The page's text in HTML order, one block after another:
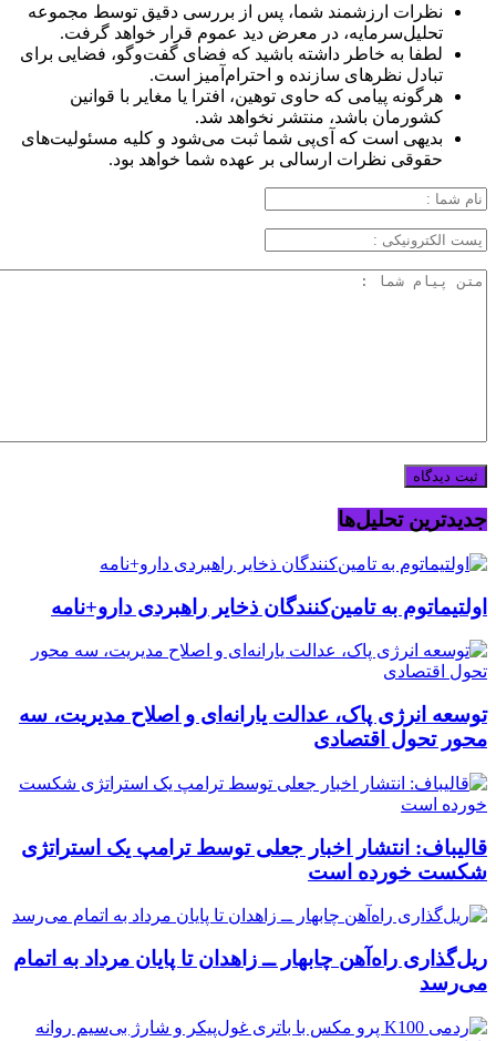
نظرات ارزشمند شما، پس از بررسی دقیق توسط مجموعه
تحلیل‌سرمایه، در معرض دید عموم قرار خواهد گرفت.
لطفا به خاطر داشته باشید که فضای گفت‌وگو، فضایی برای
تبادل نظرهای سازنده و احترام‌آمیز است.
هرگونه پیامی که حاوی توهین، افترا یا مغایر با قوانین
کشورمان باشد، منتشر نخواهد شد.
بدیهی است که آی‌پی شما ثبت می‌شود و کلیه مسئولیت‌های
حقوقی نظرات ارسالی بر عهده شما خواهد بود.
جدیدترین تحلیل‌ها
اولتیماتوم به تامین‌کنندگان ذخایر راهبردی دارو+نامه
توسعه انرژی پاک، عدالت یارانه‌ای و اصلاح مدیریت، سه
محور تحول اقتصادی
قالیباف: انتشار اخبار جعلی توسط ترامپ یک استراتژی
شکست خورده است
ریل‌گذاری راه‌آهن چابهار ــ زاهدان تا پایان مرداد به اتمام
می‌رسد